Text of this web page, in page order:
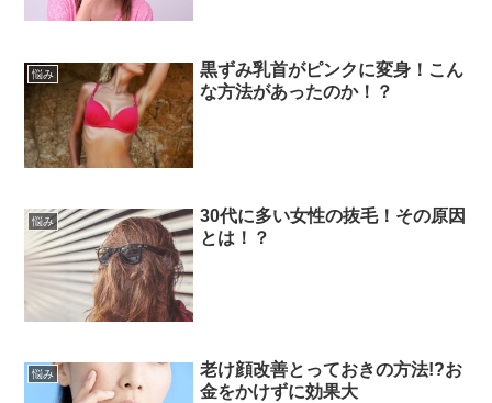
悩み
黒ずみ乳首がピンクに変身！こん
な方法があったのか！？
悩み
30代に多い女性の抜毛！その原因
とは！？
悩み
老け顔改善とっておきの方法!?お
金をかけずに効果大